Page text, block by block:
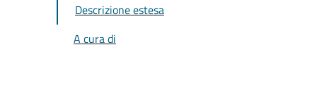
Descrizione estesa
A cura di